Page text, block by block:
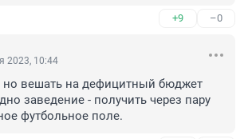
+9 –0
2023, 10:44
но вешать на дефицитный бюджет
заведение - получить через пару
футбольное поле.